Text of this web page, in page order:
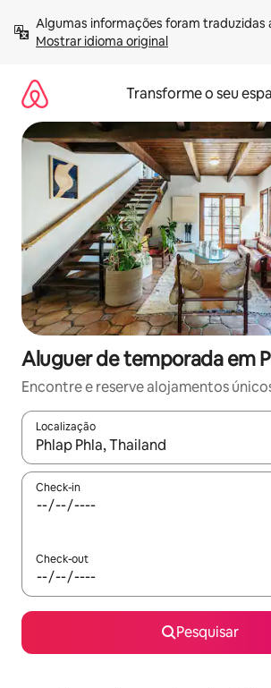
para
Mostrar idioma original
Transforme o seu
Aluguer de temporada em
Encontre e reserve alojamentos
Localização
Quando os resultados estiverem
Check-in
Check-out
Pesquisar